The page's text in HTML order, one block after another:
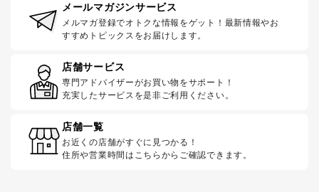
メールマガジンサービス
メルマガ登録でオトクな情報をゲット！最新情報やお
すすめトピックスをお届けします。
店舗サービス
専門アドバイザーがお買い物をサポート！
充実したサービスを是非ご利用ください。
店舗一覧
お近くの店舗がすぐに見つかる！
住所や営業時間はこちらからご確認できます。